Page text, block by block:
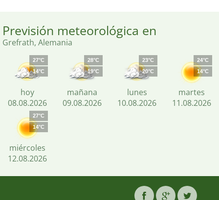
Previsión meteorológica en
Grefrath, Alemania
27°C
14°C
hoy
08.08.2026
28°C
19°C
mañana
09.08.2026
23°C
20°C
lunes
10.08.2026
24°C
14°C
martes
11.08.2026
27°C
14°C
miércoles
12.08.2026